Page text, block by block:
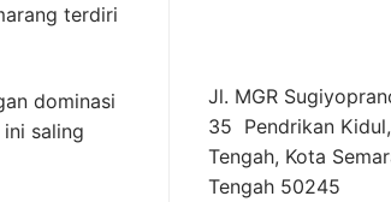
terdiri
dominasi
saling
Jl. MGR
35 Pendrikan
Tengah, Kota
Tengah 50245